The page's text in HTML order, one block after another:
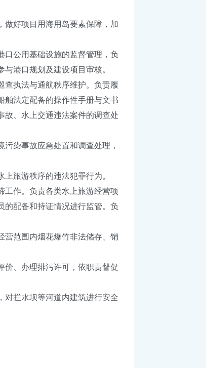
好项目用海用岛要素保障，加
公用基础设施的监督管理，负
港口规划及建设项目审核。
执法与通航秩序维护。负责履
舶法定配备的操作性手册与文书
故、水上交通违法案件的调查处
染事故应急处置和调查处理，
旅游秩序的违法犯罪行为。
作。负责各类水上旅游经营项
的配备和持证情况进行监管。负
范围内烟花爆竹非法储存、销
、办理排污许可，依职责督促
拦水坝等河道内建筑进行安全